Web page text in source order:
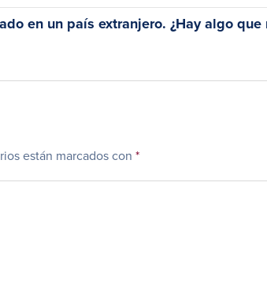
en un país extranjero. ¿Hay algo
están marcados con *